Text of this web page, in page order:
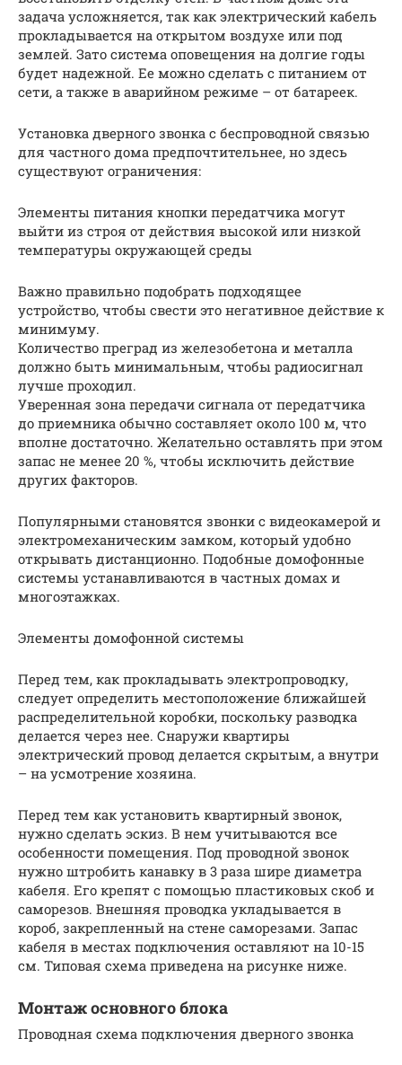
задача усложняется, так как электрический кабель
прокладывается на открытом воздухе или под
землей. Зато система оповещения на долгие годы
будет надежной. Ее можно сделать с питанием от
сети, а также в аварийном режиме – от батареек.
Установка дверного звонка с беспроводной связью
для частного дома предпочтительнее, но здесь
существуют ограничения:
Элементы питания кнопки передатчика могут
выйти из строя от действия высокой или низкой
температуры окружающей среды
Важно правильно подобрать подходящее
устройство, чтобы свести это негативное действие к
минимуму.
Количество преград из железобетона и металла
должно быть минимальным, чтобы радиосигнал
лучше проходил.
Уверенная зона передачи сигнала от передатчика
до приемника обычно составляет около 100 м, что
вполне достаточно. Желательно оставлять при этом
запас не менее 20 %, чтобы исключить действие
других факторов.
Популярными становятся звонки с видеокамерой и
электромеханическим замком, который удобно
открывать дистанционно. Подобные домофонные
системы устанавливаются в частных домах и
многоэтажках.
Элементы домофонной системы
Перед тем, как прокладывать электропроводку,
следует определить местоположение ближайшей
распределительной коробки, поскольку разводка
делается через нее. Снаружи квартиры
электрический провод делается скрытым, а внутри
– на усмотрение хозяина.
Перед тем как установить квартирный звонок,
нужно сделать эскиз. В нем учитываются все
особенности помещения. Под проводной звонок
нужно штробить канавку в 3 раза шире диаметра
кабеля. Его крепят с помощью пластиковых скоб и
саморезов. Внешняя проводка укладывается в
короб, закрепленный на стене саморезами. Запас
кабеля в местах подключения оставляют на 10-15
см. Типовая схема приведена на рисунке ниже.
Монтаж основного блока
Проводная схема подключения дверного звонка